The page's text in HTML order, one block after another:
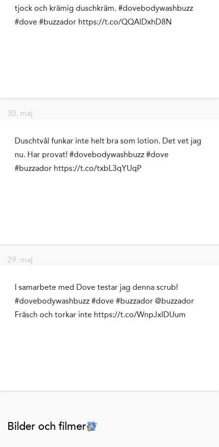
tjock och krämig duschkräm. #dovebodywashbuzz
#dove #buzzador https://t.co/QQAlDxhD8N
30. maj
Duschtvål funkar inte helt bra som lotion. Det vet jag
nu. Har provat! #dovebodywashbuzz #dove
#buzzador https://t.co/txbL3qYUqP
29. maj
I samarbete med Dove testar jag denna scrub!
#dovebodywashbuzz #dove #buzzador @buzzador
Fräsch och torkar inte https://t.co/WnpJxlDUum
Bilder och filmer